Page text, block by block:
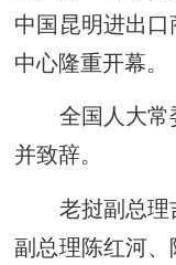
中国昆明进出
中心隆重开幕。
全国人大常
并致辞。
老挝副总理
副总理陈红河